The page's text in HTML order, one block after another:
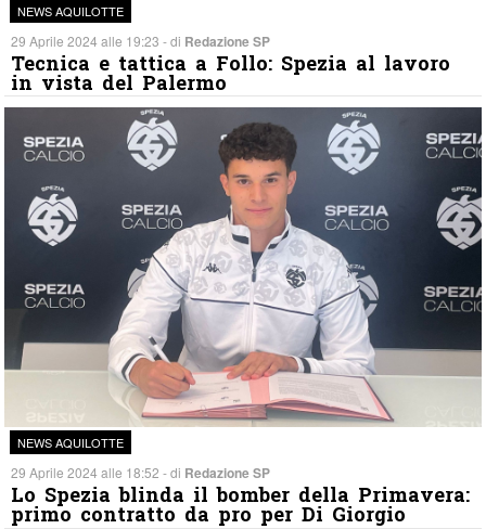
NEWS AQUILOTTE
29 Aprile 2024 alle 19:23 - di Redazione SP
Tecnica e tattica a Follo: Spezia al lavoro
in vista del Palermo
NEWS AQUILOTTE
29 Aprile 2024 alle 18:52 - di Redazione SP
Lo Spezia blinda il bomber della Primavera:
primo contratto da pro per Di Giorgio